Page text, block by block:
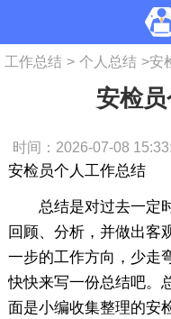
工作总结 > 个人总结 >安
安检
时间：2026-07-08
安检员个人工作总结
总结是对过去一定时
回顾、分析，并做出客
一步的工作方向，少走
快快来写一份总结吧。
面是小编收集整理的安